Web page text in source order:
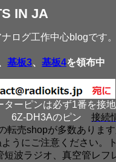
IN JA
ログ工作中心blogです
基板3、 基板4を領布中
ターピンは必ず1番を接
DH3Aのピン 接続
転売shopが多数ありま
うにご注意ください。
短波ラジオ、真空管レフ